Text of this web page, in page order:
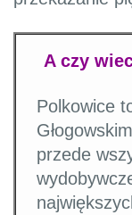
A czy
Polkowice
przede